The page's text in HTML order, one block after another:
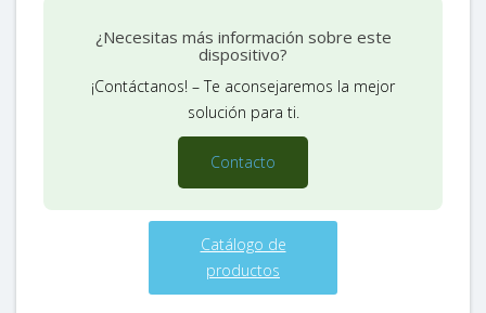
¿Necesitas más información sobre este
dispositivo?
¡Contáctanos! – Te aconsejaremos la mejor
solución para ti.
Contacto
Catálogo de
productos